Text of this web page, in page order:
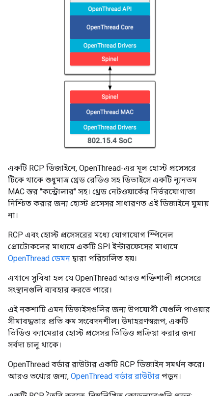
একটি RCP ডিজাইনে, OpenThread-এর মূল হোস্ট প্রসেসরে
টিকে থাকে শুধুমাত্র থ্রেড রেডিও সহ ডিভাইসে একটি ন্যূনতম
MAC স্তর "কন্ট্রোলার" সহ। থ্রেড নেটওয়ার্কের নির্ভরযোগ্যতা
নিশ্চিত করার জন্য হোস্ট প্রসেসর সাধারণত এই ডিজাইনে ঘুমায়
না।
RCP এবং হোস্ট প্রসেসরের মধ্যে যোগাযোগ স্পিনেল
প্রোটোকলের মাধ্যমে একটি SPI ইন্টারফেসের মাধ্যমে
OpenThread ডেমন দ্বারা পরিচালিত হয়।
এখানে সুবিধা হল যে OpenThread আরও শক্তিশালী প্রসেসরে
সংস্থানগুলি ব্যবহার করতে পারে।
এই নকশাটি এমন ডিভাইসগুলির জন্য উপযোগী যেগুলি পাওয়ার
সীমাবদ্ধতার প্রতি কম সংবেদনশীল। উদাহরণস্বরূপ, একটি
ভিডিও ক্যামেরার হোস্ট প্রসেসর ভিডিও প্রক্রিয়া করার জন্য
সর্বদা চালু থাকে।
OpenThread বর্ডার রাউটার একটি RCP ডিজাইন সমর্থন করে।
আরও তথ্যের জন্য, OpenThread বর্ডার রাউটার পড়ুন।